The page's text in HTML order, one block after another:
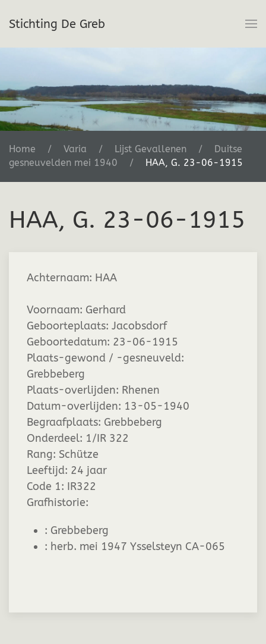
Terug naar hoofdinhoud
Stichting De Greb
Home Varia Lijst Gevallenen
Duitse
gesneuvelden mei 1940
HAA, G. 23-06-1915
HAA, G. 23-06-1915
Achternaam: HAA
Voornaam: Gerhard
Geboorteplaats: Jacobsdorf
Geboortedatum: 23-06-1915
Plaats-gewond / -gesneuveld:
Grebbeberg
Plaats-overlijden: Rhenen
Datum-overlijden: 13-05-1940
Begraafplaats: Grebbeberg
Onderdeel: 1/IR 322
Rang: Schütze
Leeftijd: 24 jaar
Code 1: IR322
Grafhistorie:
: Grebbeberg
: herb. mei 1947 Ysselsteyn CA-065